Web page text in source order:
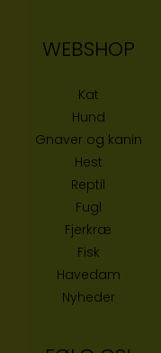
WEBSHOP
Kat
Hund
Gnaver og kanin
Hest
Reptil
Fugl
Fjerkræ
Fisk
Havedam
Nyheder